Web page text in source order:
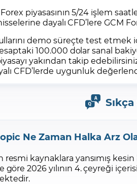
piyasasının 5/24 işlem
dayalı CFD’lere GCM
demo süreçte test etmek
100.000 dolar sanal
yakından takip
CFD’lerde uygunluk
Ne Zaman Halka Arz
resmi kaynaklara yansımış
göre 2026 yılının 4. çeyreği